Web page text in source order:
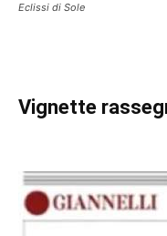
Eclissi di Sole
Vignette